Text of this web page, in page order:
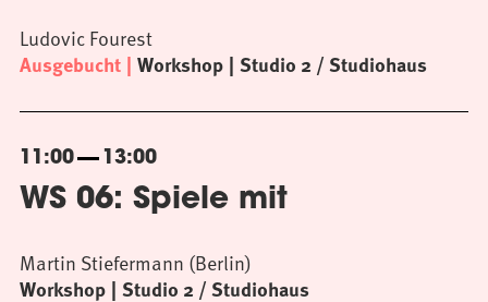
Ausgebucht Workshop Studio 2 / Studiohaus
Ludovic Fourest
11:00 13:00
WS 06: Spiele mit
Workshop Studio 2 / Studiohaus
Martin Stiefermann (Berlin)